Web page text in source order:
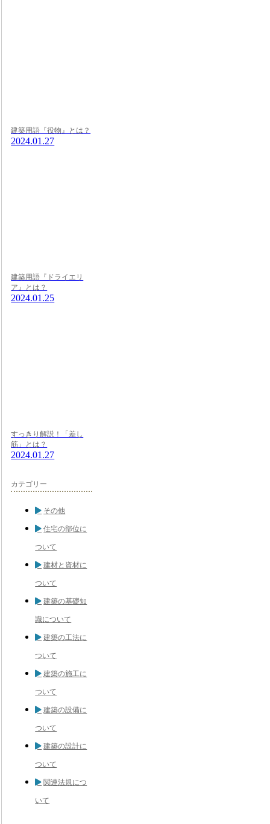
建築用語『役物』とは？
2024.01.27
建築用語『ドライエリ
ア』とは？
2024.01.25
すっきり解説！「差し
筋」とは？
2024.01.27
カテゴリー
その他
住宅の部位に
ついて
建材と資材に
ついて
建築の基礎知
識について
建築の工法に
ついて
建築の施工に
ついて
建築の設備に
ついて
建築の設計に
ついて
関連法規につ
いて